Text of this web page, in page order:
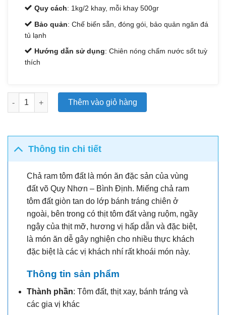
Quy cách: 1kg/2 khay, mỗi khay 500gr
Bảo quản: Chế biến sẵn, đóng gói, bảo quản ngăn đá
tủ lạnh
Hướng dẫn sử dụng: Chiên nóng chấm nước sốt tuỳ
thích
Ram tôm đất số lượng
Thêm vào giỏ hàng
Thông tin chi tiết
Chả ram tôm đất là món ăn đặc sản của vùng
đất võ Quy Nhơn – Bình Định. Miếng chả ram
tôm đất giòn tan do lớp bánh tráng chiên ở
ngoài, bên trong có thịt tôm đất vàng ruộm, ngầy
ngậy của thịt mỡ, hương vị hấp dẫn và đặc biệt,
là món ăn dễ gây nghiện cho nhiều thực khách
đặc biệt là các vị khách nhí rất khoái món này.
Thông tin sản phẩm
Thành phần: Tôm đất, thịt xay, bánh tráng và
các gia vị khác